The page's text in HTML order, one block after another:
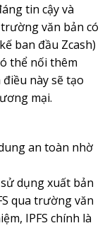
tin cậy và
văn bản có
ban đầu Zcash)
thể nối thêm
này sẽ tạo
mại.
an toàn nhờ
dụng xuất bản
qua trường văn
IPFS chính là